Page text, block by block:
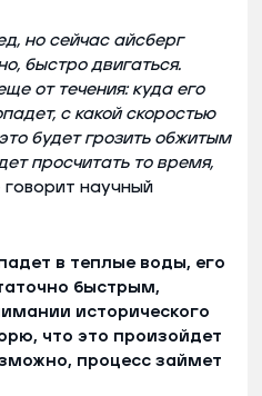
но сейчас айсберг
быстро двигаться.
от течения: куда его
с какой скоростью
будет грозить обжитым
просчитать то время,
говорит научный
в теплые воды, его
быстрым,
исторического
что это произойдет
процесс займет